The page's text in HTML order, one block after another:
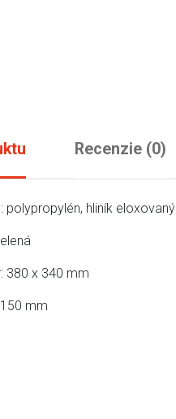
Recenzie (0)
hliník eloxovaný
x 340 mm
mm